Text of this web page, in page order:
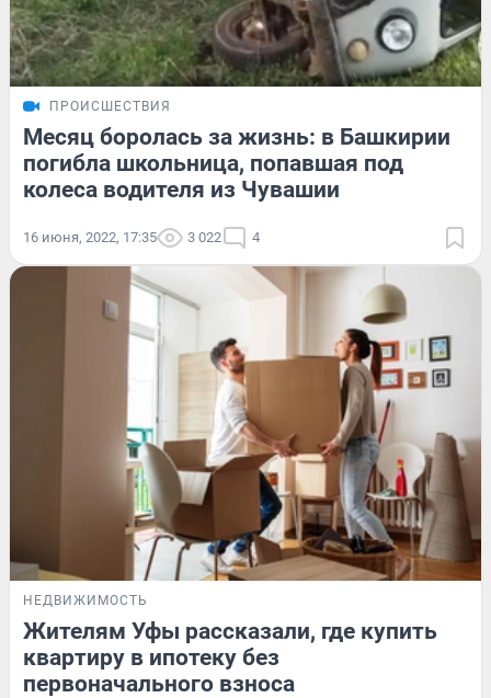
ПРОИСШЕСТВИЯ
Месяц боролась за жизнь: в Башкирии
погибла школьница, попавшая под
колеса водителя из Чувашии
16 июня, 2022, 17:35 3 022 4
НЕДВИЖИМОСТЬ
Жителям Уфы рассказали, где купить
квартиру в ипотеку без
первоначального взноса